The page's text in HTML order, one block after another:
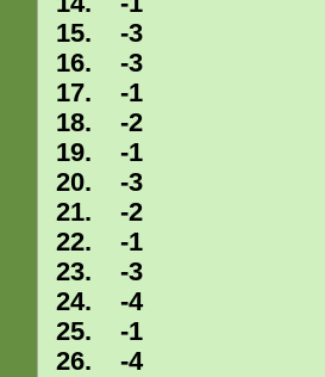
15. -3
16. -3
17. -1
18. -2
19. -1
20. -3
21. -2
22. -1
23. -3
24. -4
25. -1
26. -4